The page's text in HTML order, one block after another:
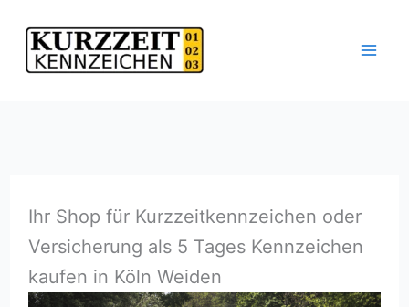
Inhalt
springen
Ihr Shop für Kurzzeitkennzeichen oder
Versicherung als 5 Tages Kennzeichen
kaufen in Köln Weiden